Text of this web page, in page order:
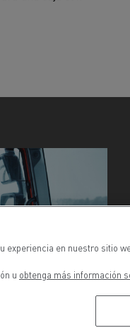
experiencia en nuestro sitio
u obtenga más información